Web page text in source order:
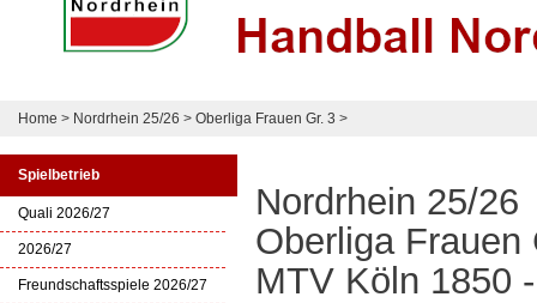
Home > Nordrhein 25/26 > Oberliga Frauen Gr. 3 >
Spielbetrieb
Quali 2026/27
2026/27
Freundschaftsspiele 2026/27
Nordrhein 25/26
Oberliga Frauen
MTV Köln 1850